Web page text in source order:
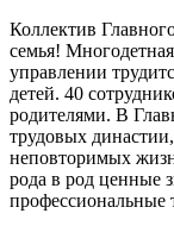
Коллектив
семья!
управлении
детей. 40
родителями. В
трудовых
неповторимых
рода в род ценные
профессиональные